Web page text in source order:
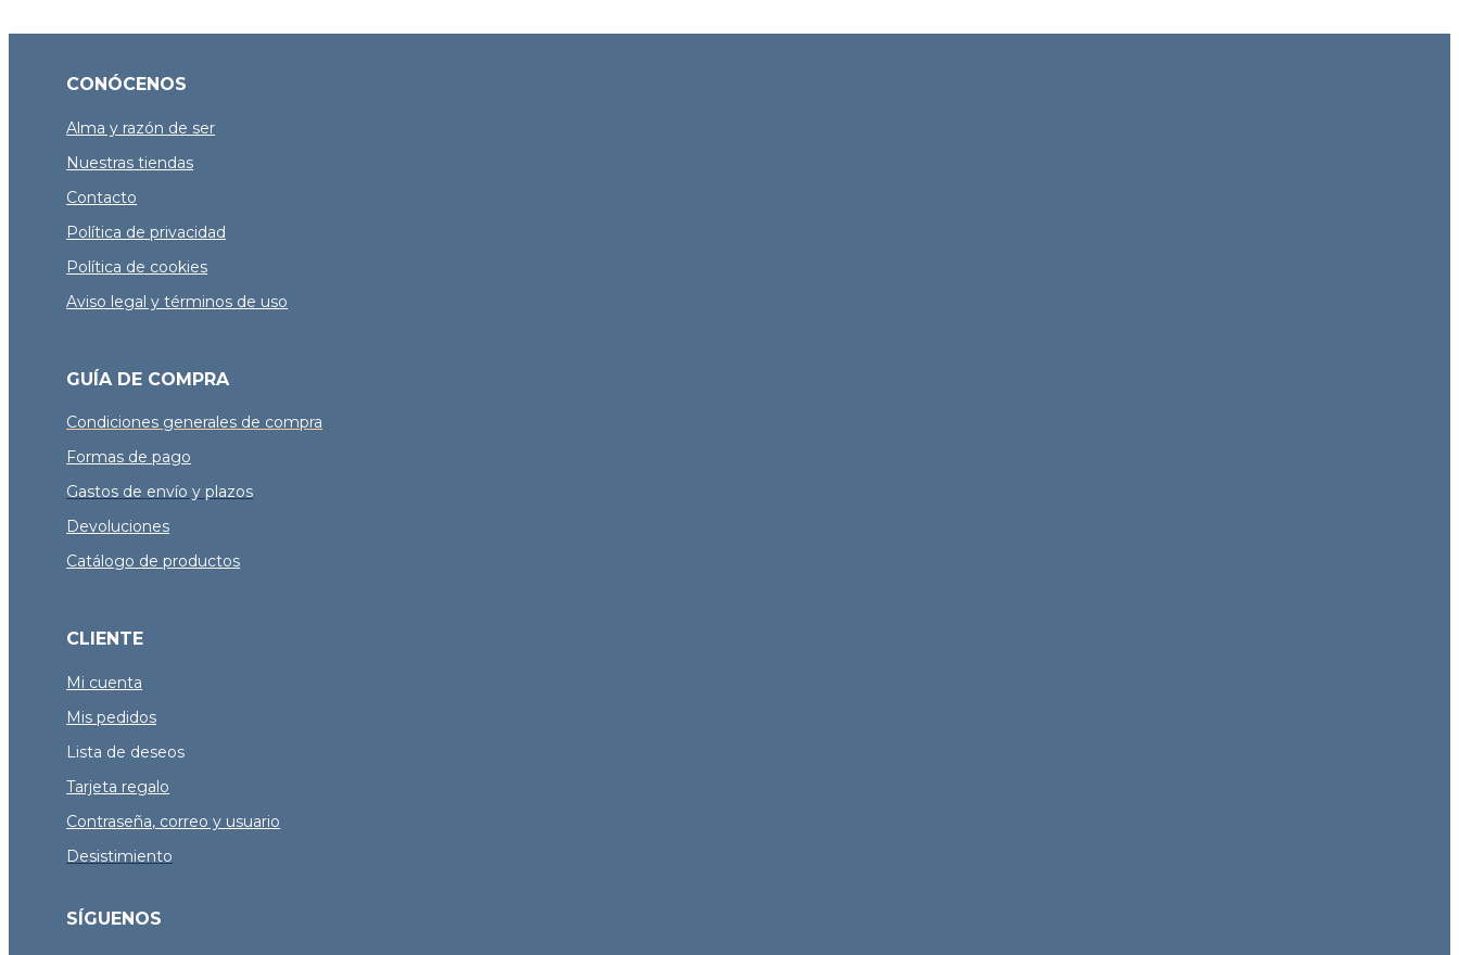
CONÓCENOS
Alma y razón de ser
Nuestras tiendas
Contacto
Política de privacidad
Política de cookies
Aviso legal y términos de uso
GUÍA DE COMPRA
Condiciones generales de compra
Formas de pago
Gastos de envío y plazos
Devoluciones
Catálogo de productos
CLIENTE
Mi cuenta
Mis pedidos
Lista de deseos
Tarjeta regalo
Contraseña, correo y usuario
Desistimiento
SÍGUENOS